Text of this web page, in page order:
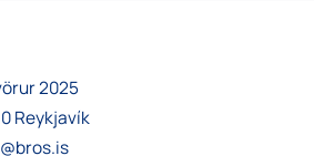
2025
Reykjavík